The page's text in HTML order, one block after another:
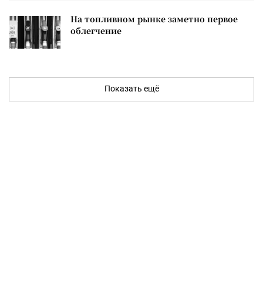
На топливном рынке заметно первое
облегчение
Показать ещё